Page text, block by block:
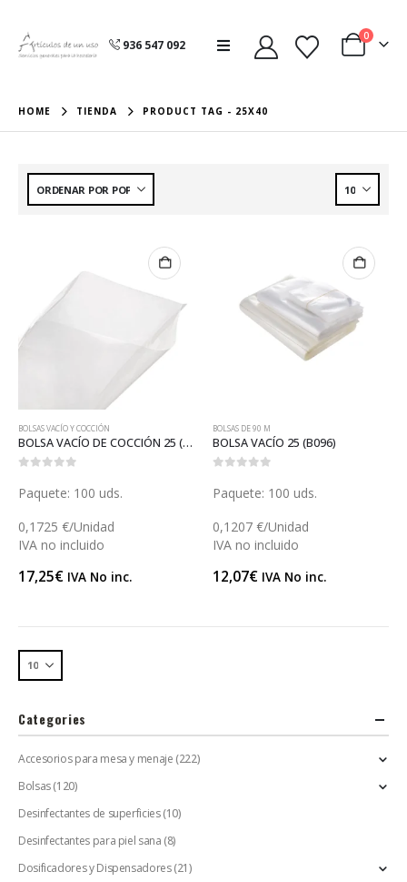
936 547 092
0
HOME TIENDA PRODUCT TAG - 25X40
BOLSAS VACÍO Y COCCIÓN
BOLSA VACÍO DE COCCIÓN 25 (B103)
Paquete: 100 uds.
0,1725 €/Unidad
IVA no incluido
17,25€ IVA No inc.
BOLSAS DE 90 Μ
BOLSA VACÍO 25 (B096)
Paquete: 100 uds.
0,1207 €/Unidad
IVA no incluido
12,07€ IVA No inc.
Categories
Accesorios para mesa y menaje (222)
Bolsas(120)
Desinfectantes de superficies (10)
Desinfectantes para piel sana (8)
Dosificadores y Dispensadores (21)